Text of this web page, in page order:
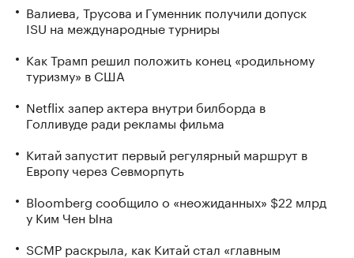
Валиева, Трусова и Гуменник получили допуск
ISU на международные турниры
Как Трамп решил положить конец «родильному
туризму» в США
Netflix запер актера внутри билборда в
Голливуде ради рекламы фильма
Китай запустит первый регулярный маршрут в
Европу через Севморпуть
Bloomberg сообщило о «неожиданных» $22 млрд
у Ким Чен Ына
SCMP раскрыла, как Китай стал «главным